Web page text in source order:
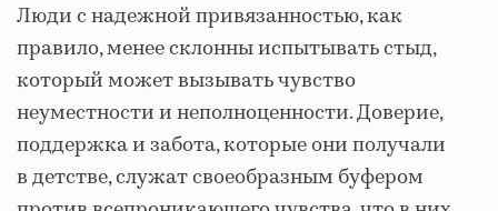
Люди с надежной привязанностью, как
правило, менее склонны испытывать стыд,
который может вызывать чувство
неуместности и неполноценности. Доверие,
поддержка и забота, которые они получали
в детстве, служат своеобразным буфером